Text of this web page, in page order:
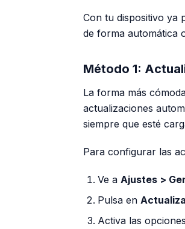
Con tu dispositivo ya
de forma automática
Método 1:
La forma más
actualizaciones
siempre que esté
Para configurar las
Ve a Ajustes >
Pulsa en
Activa las opciones